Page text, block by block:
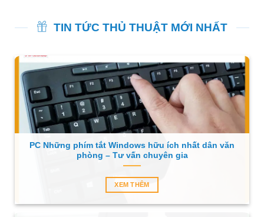
TIN TỨC THỦ THUẬT MỚI NHẤT
PC Những phím tắt Windows hữu ích nhất dân văn
phòng – Tư vấn chuyên gia
XEM THÊM